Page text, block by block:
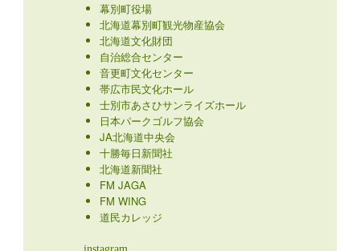
幕別町役場
北海道幕別町観光物産協会
北海道文化財団
自治総合センター
音更町文化センター
帯広市民文化ホール
士別市あさひサンライズホール
日本パークゴルフ協会
JA北海道中央会
十勝毎日新聞社
北海道新聞社
FM JAGA
FM WING
道民カレッジ